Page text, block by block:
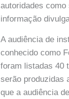
autoridades
informação
A audiência de
conhecido como
foram listadas 40
serão produzidas
que a audiência